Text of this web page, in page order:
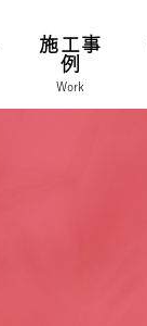
施工事
例
Work